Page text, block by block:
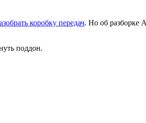
коробку передач. Но об разборке
поддон.